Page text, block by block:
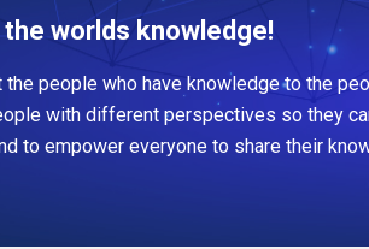
worlds knowledge!
the people who have knowledge to the
with different perspectives so they
to empower everyone to share their